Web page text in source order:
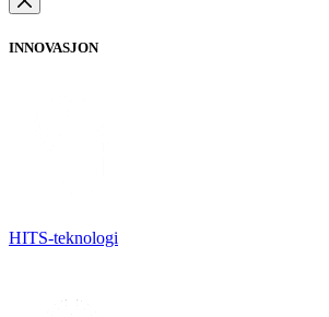
INNOVASJON
HITS-teknologi